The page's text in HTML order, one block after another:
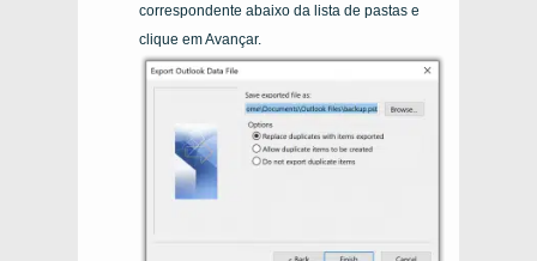
correspondente abaixo da lista de pastas e
clique em Avançar.